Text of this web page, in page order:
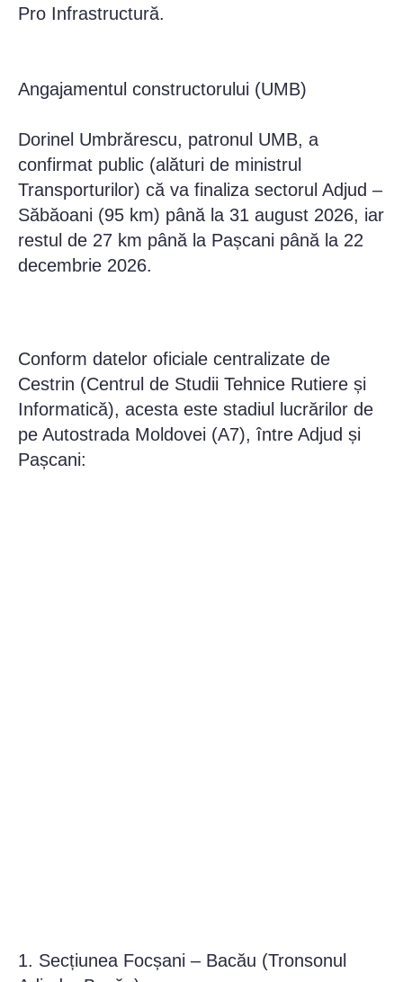
Pro Infrastructură.
Angajamentul constructorului (UMB)
Dorinel Umbrărescu, patronul UMB, a
confirmat public (alături de ministrul
Transporturilor) că va finaliza sectorul Adjud –
Săbăoani (95 km) până la 31 august 2026, iar
restul de 27 km până la Pașcani până la 22
decembrie 2026.
Conform datelor oficiale centralizate de
Cestrin (Centrul de Studii Tehnice Rutiere și
Informatică), acesta este stadiul lucrărilor de
pe Autostrada Moldovei (A7), între Adjud și
Pașcani:
1. Secțiunea Focșani – Bacău (Tronsonul